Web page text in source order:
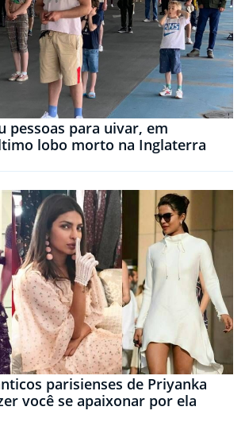
pessoas para uivar, em
lobo morto na Inglaterra
parisienses de Priyanka
você se apaixonar por ela